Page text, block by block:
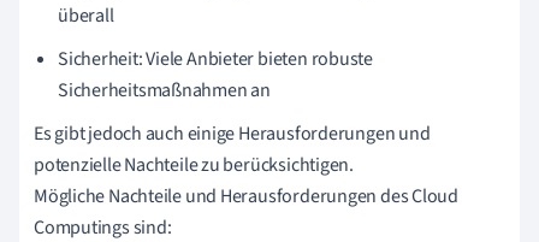
überall
Sicherheit: Viele Anbieter bieten robuste
Sicherheitsmaßnahmen an
Es gibt jedoch auch einige Herausforderungen und
potenzielle Nachteile zu berücksichtigen.
Mögliche Nachteile und Herausforderungen des Cloud
Computings sind: